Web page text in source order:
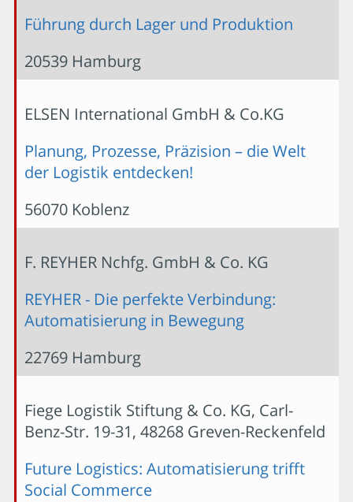
Führung durch Lager und Produktion
20539 Hamburg
ELSEN International GmbH & Co.KG
Planung, Prozesse, Präzision – die Welt
der Logistik entdecken!
56070 Koblenz
F. REYHER Nchfg. GmbH & Co. KG
REYHER - Die perfekte Verbindung:
Automatisierung in Bewegung
22769 Hamburg
Fiege Logistik Stiftung & Co. KG, Carl-
Benz-Str. 19-31, 48268 Greven-Reckenfeld
Future Logistics: Automatisierung trifft
Social Commerce